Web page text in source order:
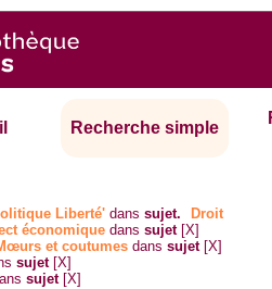
Recherche simple
Liberté' danssujet.
Droit
économique danssujet [X]
et coutumes danssujet [X]
sujet [X]
sujet [X]